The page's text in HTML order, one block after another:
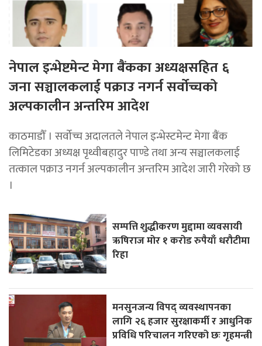
नेपाल इन्भेष्टमेन्ट मेगा बैंकका अध्यक्षसहित ६
जना सञ्चालकलाई पक्राउ नगर्न सर्वोच्चको
अल्पकालीन अन्तरिम आदेश
काठमाडौँ । सर्वोच्च अदालतले नेपाल इन्भेस्टमेन्ट मेगा बैंक
लिमिटेडका अध्यक्ष पृथ्वीबहादुर पाण्डे तथा अन्य सञ्चालकलाई
तत्काल पक्राउ नगर्न अल्पकालीन अन्तरिम आदेश जारी गरेको छ
।
सम्पत्ति शुद्धीकरण मुद्दामा व्यवसायी
ऋषिराज मोर १ करोड रुपैयाँ धरौटीमा
रिहा
मनसुनजन्य विपद् व्यवस्थापनका
लागि २६ हजार सुरक्षाकर्मी र आधुनिक
प्रविधि परिचालन गरिएको छः गृहमन्त्री